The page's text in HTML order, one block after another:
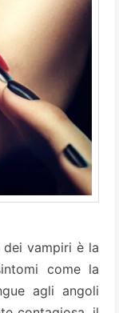
vampiri è la
come la
agli angoli